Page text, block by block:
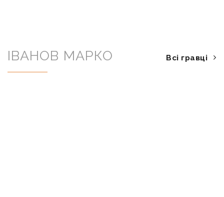
ІВАНОВ МАРКО Всі гравці